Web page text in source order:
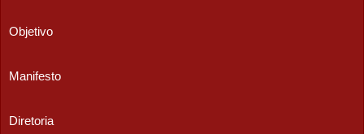
Objetivo
Manifesto
Diretoria